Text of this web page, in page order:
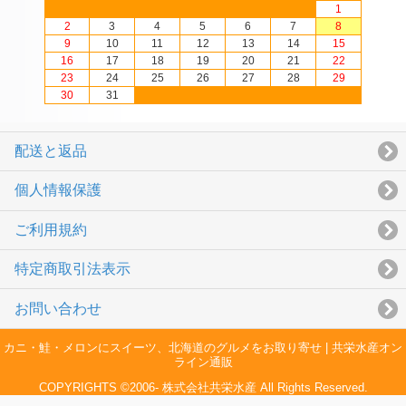
1
2
3 4 5 6 7
8
9
10 11 12 13 14
15
16
17 18 19 20 21
22
23
24 25 26 27 28
29
30
31
配送と返品
個人情報保護
ご利用規約
特定商取引法表示
お問い合わせ
カニ・鮭・メロンにスイーツ、北海道のグルメをお取り寄せ | 共栄水産オン
ライン通販
COPYRIGHTS ©2006- 株式会社共栄水産 All Rights Reserved.